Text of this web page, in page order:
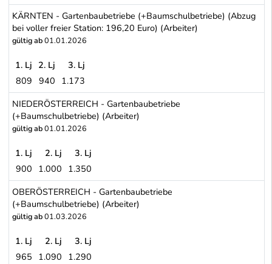
BURGENLAND - Gartenbaubetriebe (+Baumschulbetriebe)
KÄRNTEN - Gartenbaubetriebe (+Baumschulbetriebe) (Abzug
bei voller freier Station: 196,20 Euro) (Arbeiter)
gültig ab01.01.2026
KÄRNTEN - Gartenbaubetriebe (+Baumschulbetriebe) (Abzug
1. Lj 2. Lj
3. Lj
809 940 1.173
NIEDERÖSTERREICH - Gartenbaubetriebe
(+Baumschulbetriebe) (Arbeiter)
gültig ab01.01.2026
NIEDERÖSTERREICH - Gartenbaubetriebe
1. Lj 2. Lj
3. Lj
900 1.000 1.350
OBERÖSTERREICH - Gartenbaubetriebe
(+Baumschulbetriebe) (Arbeiter)
gültig ab01.03.2026
1. Lj 2. Lj
3. Lj
965 1.090 1.290